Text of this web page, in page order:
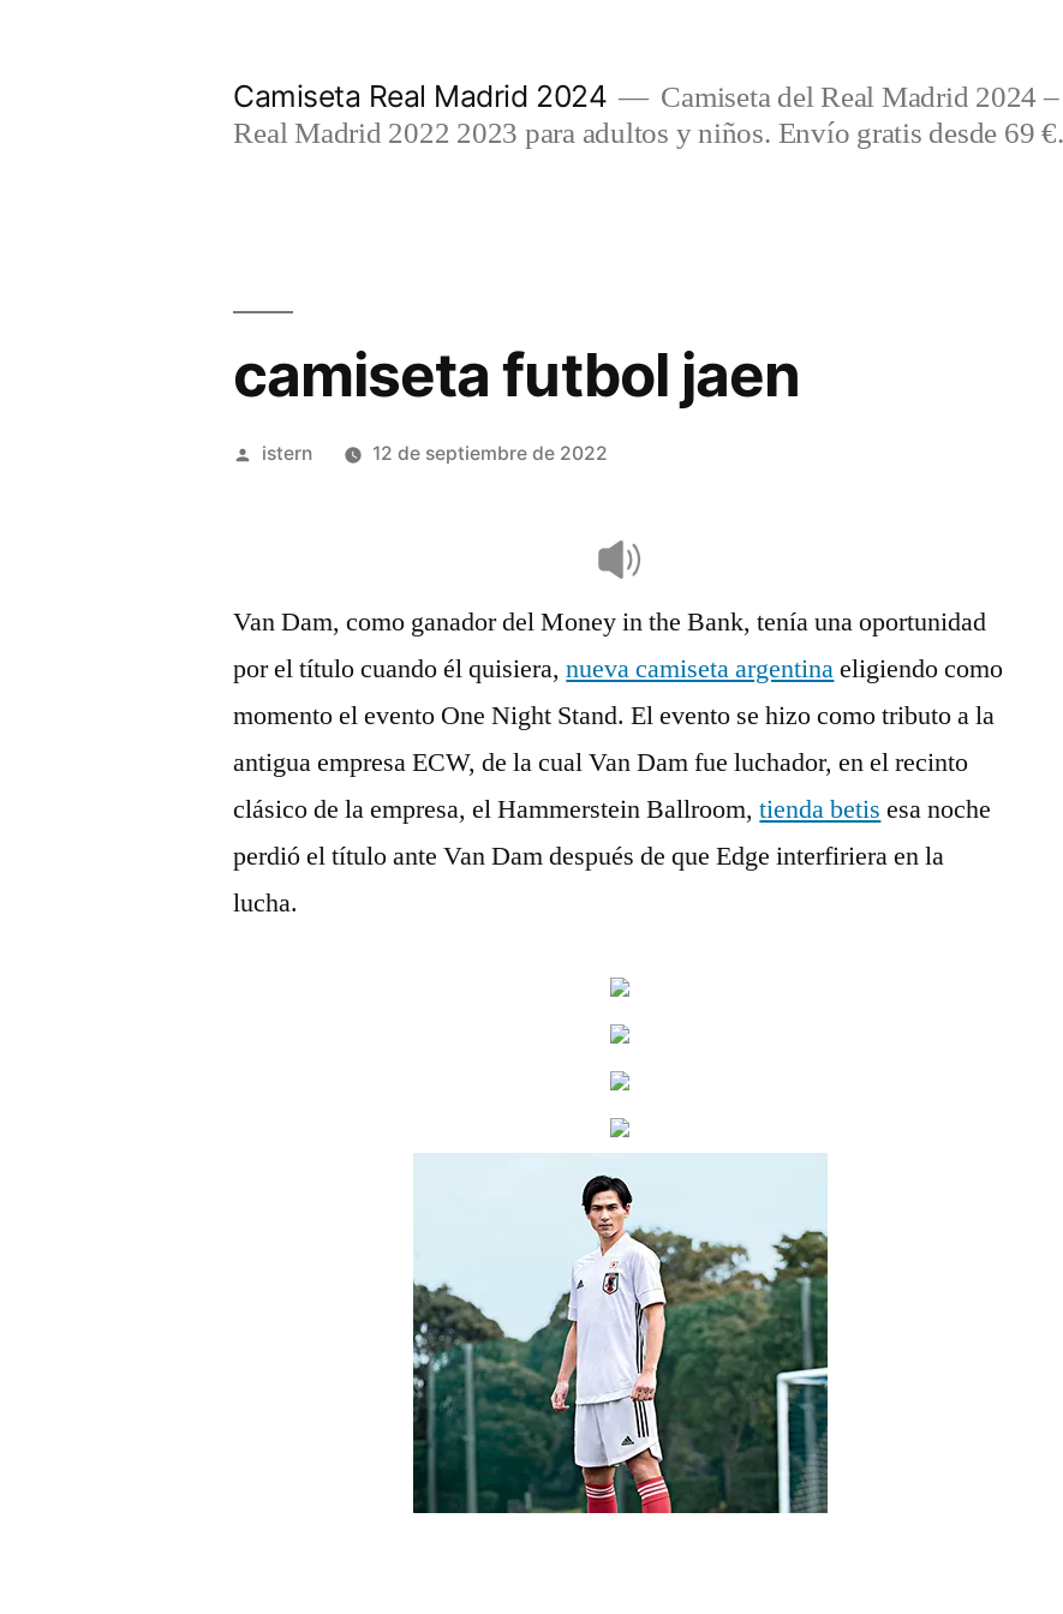
Camiseta Real Madrid 2024
Camiseta del Real Madrid 2024
Real Madrid 2022 2023 para adultos y niños. Envío gratis desde 69
camiseta futbol jaen
Publicado
istern 12 de septiembre de 2022
Van Dam, como ganador del Money in the Bank, tenía una oportunidad
por el título cuando él quisiera,nueva camiseta argentinaeligiendo como
momento el evento One Night Stand. El evento se hizo como tributo a la
antigua empresa ECW, de la cual Van Dam fue luchador, en el recinto
clásico de la empresa, el Hammerstein Ballroom,tienda betis esa noche
perdió el título ante Van Dam después de que Edge interfiriera en la
lucha.